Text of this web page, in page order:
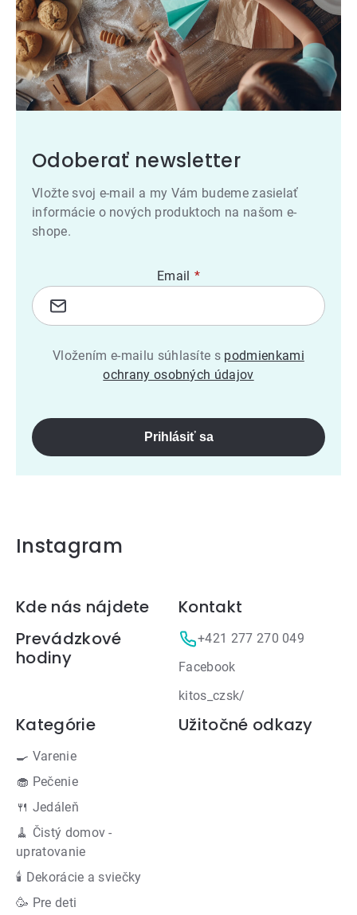
Odoberať newsletter
Vložte svoj e-mail a my Vám budeme zasielať
informácie o nových produktoch na našom e-
shope.
Email
Vložením e-mailu súhlasíte s podmienkami
ochrany osobných údajov
Prihlásiť sa
Instagram
Zápätie
Kde nás nájdete
Prevádzkové
hodiny
Kontakt
+421 277 270 049
Facebook
kitos_czsk/
Kategórie
🍳 Varenie
🧁 Pečenie
🍴 Jedáleň
🧹 Čistý domov -
upratovanie
🕯 Dekorácie a sviečky
🥳 Pre deti
Užitočné odkazy